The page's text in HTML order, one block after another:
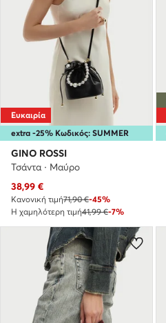
extra -25% Κωδικός: SUMMER
Ευκαιρία
GINO ROSSI
Τσάντα · Μαύρο
Τρέχουσα τιμή
38,99 €
Κανονική τιμή71,90 €-45%
Η χαμηλότερη τιμή41,99 €-7%